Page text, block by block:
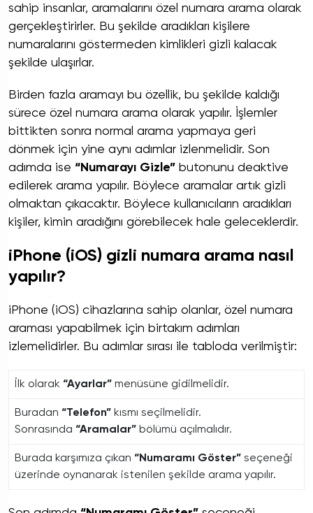
sahip insanlar, aramalarını özel numara arama olarak
gerçekleştirirler. Bu şekilde aradıkları kişilere
numaralarını göstermeden kimlikleri gizli kalacak
şekilde ulaşırlar.
Birden fazla aramayı bu özellik, bu şekilde kaldığı
sürece özel numara arama olarak yapılır. İşlemler
bittikten sonra normal arama yapmaya geri
dönmek için yine aynı adımlar izlenmelidir. Son
adımda ise “Numarayı Gizle” butonunu deaktive
edilerek arama yapılır. Böylece aramalar artık gizli
olmaktan çıkacaktır. Böylece kullanıcıların aradıkları
kişiler, kimin aradığını görebilecek hale geleceklerdir.
iPhone (iOS) gizli numara arama nasıl
yapılır?
iPhone (iOS) cihazlarına sahip olanlar, özel numara
araması yapabilmek için birtakım adımları
izlemelidirler. Bu adımlar sırası ile tabloda verilmiştir:
İlk olarak “Ayarlar” menüsüne gidilmelidir.
Buradan “Telefon” kısmı seçilmelidir.
Sonrasında “Aramalar” bölümü açılmalıdır.
Burada karşımıza çıkan “Numaramı Göster” seçeneği
üzerinde oynanarak istenilen şekilde arama yapılır.